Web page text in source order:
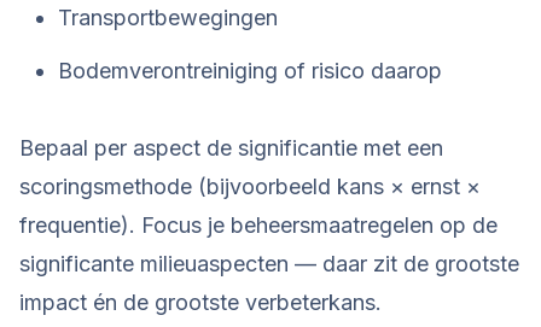
Transportbewegingen
Bodemverontreiniging of risico daarop
Bepaal per aspect de significantie met een
scoringsmethode (bijvoorbeeld kans × ernst ×
frequentie). Focus je beheersmaatregelen op de
significante milieuaspecten — daar zit de grootste
impact én de grootste verbeterkans.